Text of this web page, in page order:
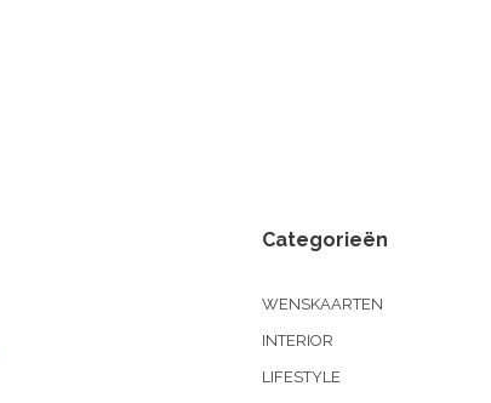
Categorieën
WENSKAARTEN
INTERIOR
LIFESTYLE